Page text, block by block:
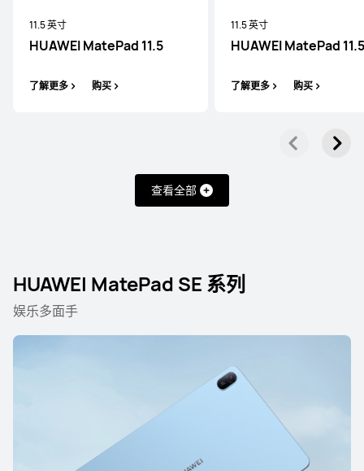
11.5 英寸
HUAWEI MatePad 11.5
了解更多 购买
11.5 英寸
HUAWEI MatePad
了解更多 购买
查看全部
HUAWEI MatePad SE 系列
娱乐多面手
HUAWEI MatePad Pro Max
HUAWEI MatePad Mini
了解更多